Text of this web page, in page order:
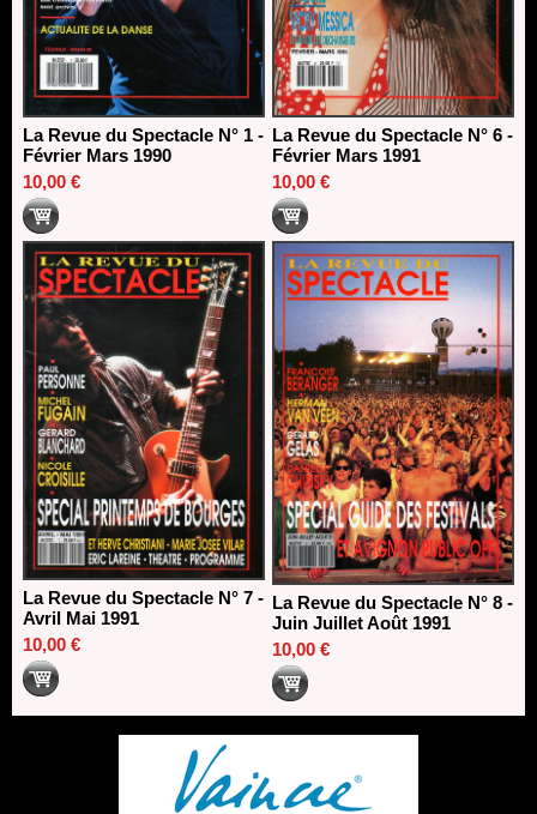
La Revue du Spectacle N° 1 -
Février Mars 1990
10,00 €
La Revue du Spectacle N° 6 -
Février Mars 1991
10,00 €
La Revue du Spectacle N° 7 -
Avril Mai 1991
10,00 €
La Revue du Spectacle N° 8 -
Juin Juillet Août 1991
10,00 €